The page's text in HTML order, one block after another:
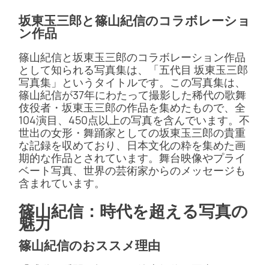
坂東玉三郎と篠山紀信のコラボレーショ
ン作品
篠山紀信と坂東玉三郎のコラボレーション作品
として知られる写真集は、「五代目 坂東玉三郎
写真集」というタイトルです。この写真集は、
篠山紀信が37年にわたって撮影した稀代の歌舞
伎役者・坂東玉三郎の作品を集めたもので、全
104演目、450点以上の写真を含んでいます。不
世出の女形・舞踊家としての坂東玉三郎の貴重
な記録を収めており、日本文化の粋を集めた画
期的な作品とされています。舞台映像やプライ
ベート写真、世界の芸術家からのメッセージも
含まれています​​。
篠山紀信：時代を超える写真の
魅力
篠山紀信のおススメ理由